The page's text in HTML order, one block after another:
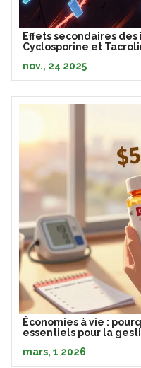
Effets secondaires
Cyclosporine et
nov., 24 2025
Économies à vie :
essentiels pour la
mars, 1 2026